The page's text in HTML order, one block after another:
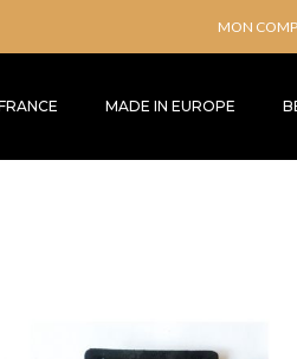
MON
MADE IN EUROPE